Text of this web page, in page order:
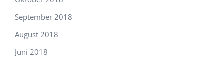
September 2018
August 2018
Juni 2018